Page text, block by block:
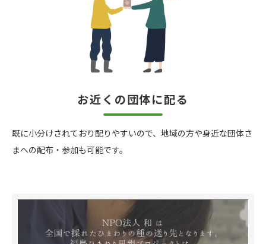
お近くの団体に配る
既に小分けされており配りやすいので、地域の方や身近な団体さ
まへの配布・参加も可能です。